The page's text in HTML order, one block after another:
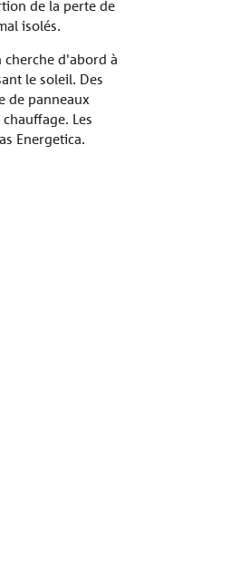
de la perte de
isolés.
cherche d'abord à
le soleil. Des
de panneaux
Les
Energetica.